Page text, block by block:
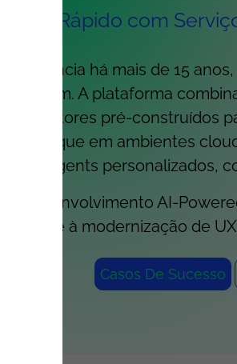
Mais Rápido com
referência há mais de 15
Platform. A plataforma
conectores pré-construídos
um clique em ambientes
AI agents personalizados,
desenvolvimento AI-
até à modernização de
Casos De Sucesso